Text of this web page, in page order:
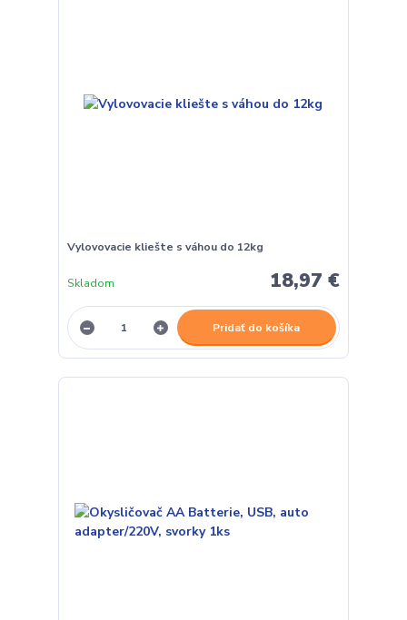
Vylovovacie kliešte s váhou do 12kg
18,97 €
Skladom
Pridať do košíka